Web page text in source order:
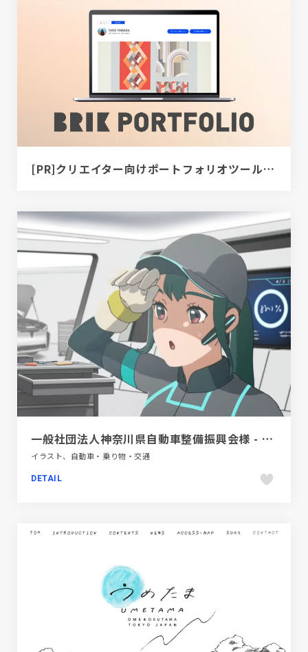
[PR]クリエイター向けポートフォリオツール｜BRIK PORTFOLIO
一般社団法人神奈川県自動車整備振興会様 - Promotion Video
イラスト、自動車・乗り物・交通
DETAIL